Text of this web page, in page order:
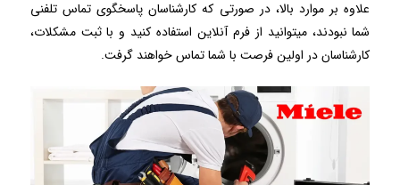
علاوه بر موارد بالا، در صورتی که کارشناسان پاسخگوی تماس تلفنی
شما نبودند، میتوانید از فرم آنلاین استفاده کنید و با ثبت مشکلات،
کارشناسان در اولین فرصت با شما تماس خواهند گرفت.